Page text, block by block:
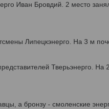
Иван Бровдий. 2 место
Липецкэнерго. На 3 м
Тверьэнерго.
а бронзу - смоленские